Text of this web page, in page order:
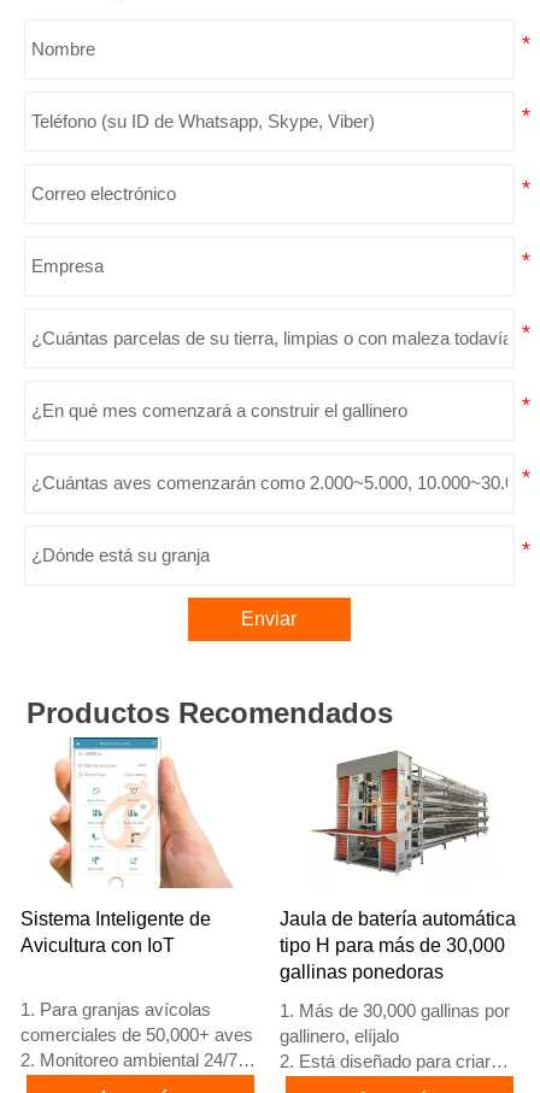
Enviar
Productos Recomendados
Sistema Inteligente de
Avicultura con IoT
1. Para granjas avícolas
comerciales de 50,000+ aves
2. Monitoreo ambiental 24/7
3. Mejora en conversión
Jaula de batería automática
tipo H para más de 30,000
gallinas ponedoras
1. Más de 30,000 gallinas por
gallinero, elíjalo
2. Está diseñado para criar
pollos de 12 o 16 semanas de